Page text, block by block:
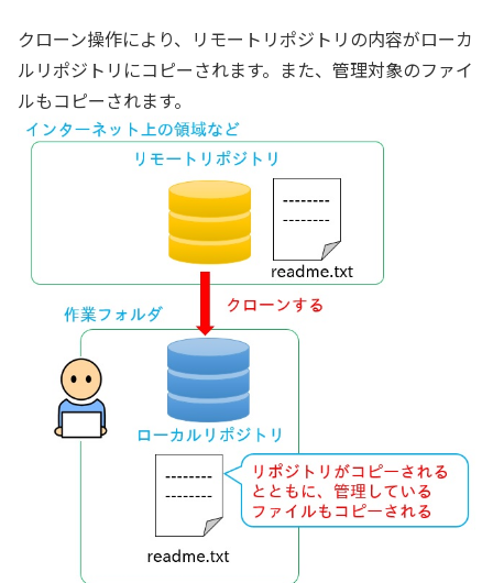
クローン操作により、リモートリポジトリの内容がローカ
ルリポジトリにコピーされます。また、管理対象のファイ
ルもコピーされます。